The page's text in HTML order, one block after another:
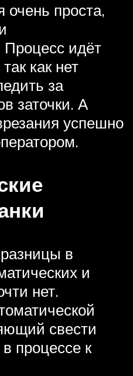
очень проста,
Процесс идёт
как нет
за
заточки. А
успешно
в
и
нет.
свести
процессе к